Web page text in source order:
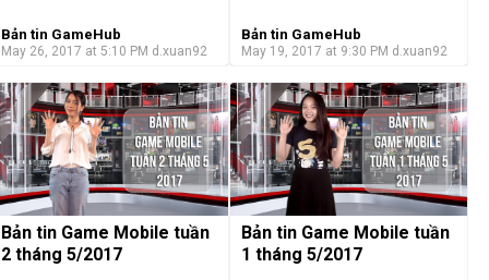
Bản tin GameHub
May 26, 2017 at 5:10 PM d.xuan92
Bản tin GameHub
May 19, 2017 at 9:30 PM d.xuan92
Bản tin Game Mobile tuần
2 tháng 5/2017
Bản tin Game Mobile tuần
1 tháng 5/2017